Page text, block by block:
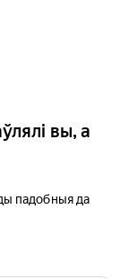
вы, а
падобныя да